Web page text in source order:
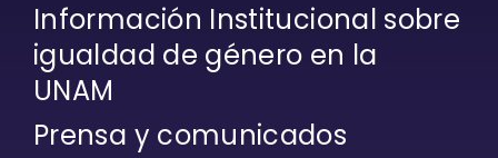
Información Institucional sobre
igualdad de género en la
UNAM
Prensa y comunicados